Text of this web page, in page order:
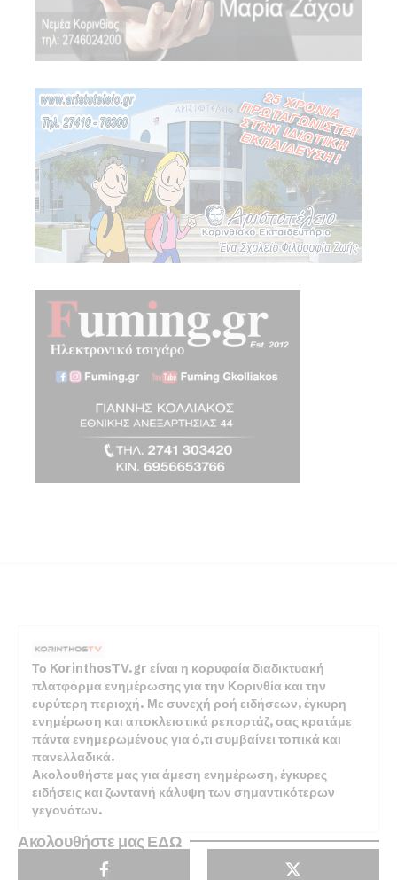
Το KorinthosTV.gr είναι η κορυφαία διαδικτυακή
πλατφόρμα ενημέρωσης για την Κορινθία και την
ευρύτερη περιοχή. Με συνεχή ροή ειδήσεων, έγκυρη
ενημέρωση και αποκλειστικά ρεπορτάζ, σας κρατάμε
πάντα ενημερωμένους για ό,τι συμβαίνει τοπικά και
πανελλαδικά.
Ακολουθήστε μας για άμεση ενημέρωση, έγκυρες
ειδήσεις και ζωντανή κάλυψη των σημαντικότερων
γεγονότων.
Ακολουθήστε μας ΕΔΩ